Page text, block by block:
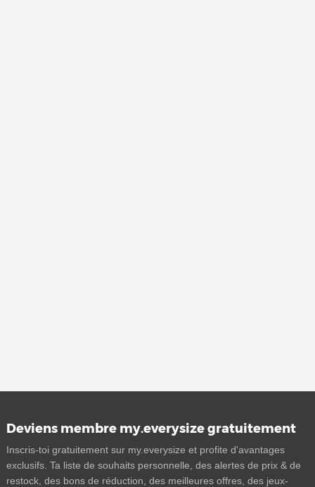
Deviens membre my.everysize gratuitement
Inscris-toi gratuitement sur my.everysize et profite d'avantages
exclusifs. Ta liste de souhaits personnelle, des alertes de prix & de
restock, des bons de réduction, des meilleures offres, des jeux-